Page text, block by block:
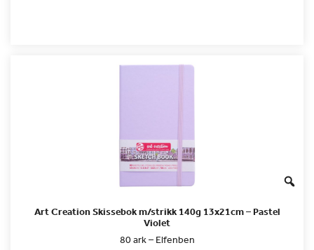
Art Creation Skissebok m/strikk 140g 13x21cm – Pastel
Violet
80 ark – Elfenben